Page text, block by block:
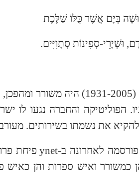
בְּיָם אֲשֶׁר כֻּלּוֹ שַׁלֶּכֶת
וּשְׁיָרֵי-סְפִינוֹת סְתָוִיִּים.
מקסים גילן (1931-2005) היה
הפוליטיקה והחברה נגעו לו
את נשמתו בשירותים.
לאחרונה בynet-פיחת
כמשורר ואיש ספרות והן כאיש